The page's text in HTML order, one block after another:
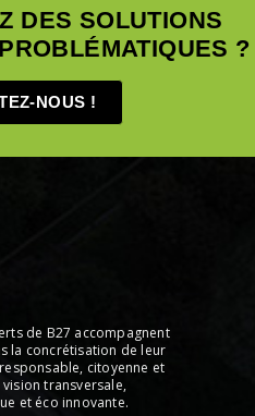
DES SOLUTIONS
?
NOUS !
de B27 accompagnent
la concrétisation de leur
citoyenne et
transversale,
et éco innovante.